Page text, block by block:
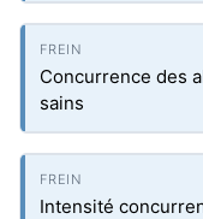
Concurrence des
sains
Intensité